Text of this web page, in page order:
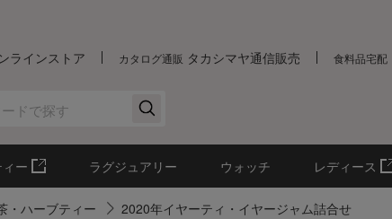
ラインストア カタログ通販 タカシマヤ通信販売 食料品宅配
ー ラグジュアリー ウォッチ レディース
・ハーブティー 2020年イヤーティ・イヤージャム詰合せ